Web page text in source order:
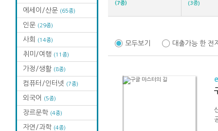
에세이/산문 (65종)
인문 (29종)
사회 (14종)
취미/여행 (11종)
가정/생활 (8종)
컴퓨터/인터넷 (7종)
외국어 (5종)
장르문학 (4종)
자연/과학 (4종)
(7종) (3종)
모두보기 대출가능 한 전